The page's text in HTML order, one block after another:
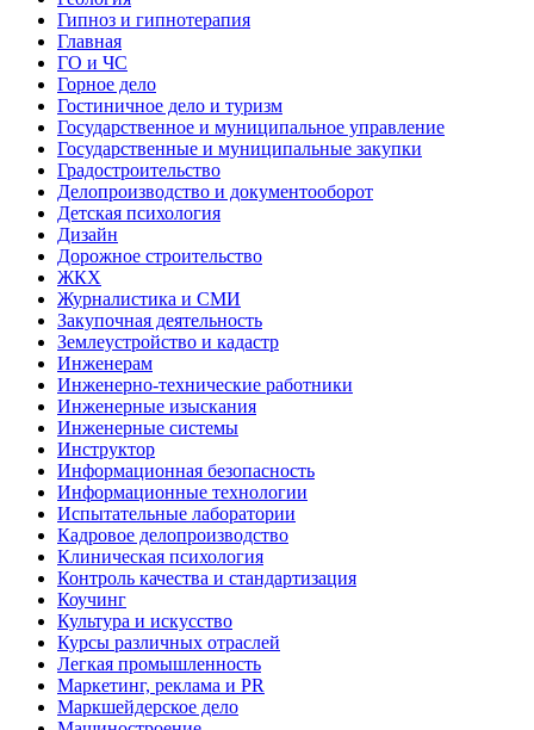
Гипноз и гипнотерапия
Главная
ГО и ЧС
Горное дело
Гостиничное дело и туризм
Государственное и муниципальное управление
Государственные и муниципальные закупки
Градостроительство
Делопроизводство и документооборот
Детская психология
Дизайн
Дорожное строительство
ЖКХ
Журналистика и СМИ
Закупочная деятельность
Землеустройство и кадастр
Инженерам
Инженерно-технические работники
Инженерные изыскания
Инженерные системы
Инструктор
Информационная безопасность
Информационные технологии
Испытательные лаборатории
Кадровое делопроизводство
Клиническая психология
Контроль качества и стандартизация
Коучинг
Культура и искусство
Курсы различных отраслей
Легкая промышленность
Маркетинг, реклама и PR
Маркшейдерское дело